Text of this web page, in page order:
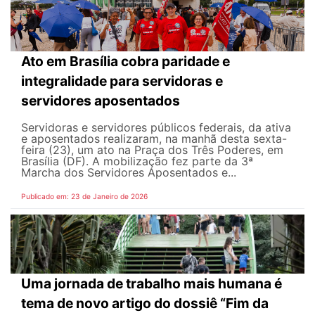
Ato em Brasília cobra paridade e
integralidade para servidoras e
servidores aposentados
Servidoras e servidores públicos federais, da ativa
e aposentados realizaram, na manhã desta sexta-
feira (23), um ato na Praça dos Três Poderes, em
Brasília (DF). A mobilização fez parte da 3ª
Marcha dos Servidores Aposentados e...
Publicado em: 23 de Janeiro de 2026
Uma jornada de trabalho mais humana é
tema de novo artigo do dossiê “Fim da